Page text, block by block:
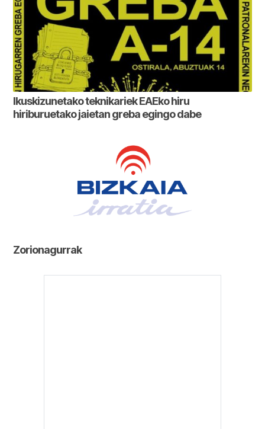
Ikuskizunetako teknikariek EAEko hiru
hiriburuetako jaietan greba egingo dabe
Zorionagurrak